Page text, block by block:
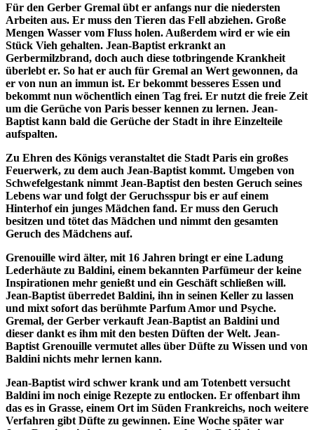
Für den Gerber Gremal übt er anfangs nur die niedersten
Arbeiten aus. Er muss den Tieren das Fell abziehen. Große
Mengen Wasser vom Fluss holen. Außerdem wird er wie ein
Stück Vieh gehalten. Jean-Baptist erkrankt an
Gerbermilzbrand, doch auch diese totbringende Krankheit
überlebt er. So hat er auch für Gremal an Wert gewonnen, da
er von nun an immun ist. Er bekommt besseres Essen und
bekommt nun wöchentlich einen Tag frei. Er nutzt die freie Zeit
um die Gerüche von Paris besser kennen zu lernen. Jean-
Baptist kann bald die Gerüche der Stadt in ihre Einzelteile
aufspalten.
Zu Ehren des Königs veranstaltet die Stadt Paris ein großes
Feuerwerk, zu dem auch Jean-Baptist kommt. Umgeben von
Schwefelgestank nimmt Jean-Baptist den besten Geruch seines
Lebens war und folgt der Geruchsspur bis er auf einem
Hinterhof ein junges Mädchen fand. Er muss den Geruch
besitzen und tötet das Mädchen und nimmt den gesamten
Geruch des Mädchens auf.
Grenouille wird älter, mit 16 Jahren bringt er eine Ladung
Lederhäute zu Baldini, einem bekannten Parfümeur der keine
Inspirationen mehr genießt und ein Geschäft schließen will.
Jean-Baptist überredet Baldini, ihn in seinen Keller zu lassen
und mixt sofort das berühmte Parfum Amor und Psyche.
Gremal, der Gerber verkauft Jean-Baptist an Baldini und
dieser dankt es ihm mit den besten Düften der Welt. Jean-
Baptist Grenouille vermutet alles über Düfte zu Wissen und von
Baldini nichts mehr lernen kann.
Jean-Baptist wird schwer krank und am Totenbett versucht
Baldini im noch einige Rezepte zu entlocken. Er offenbart ihm
das es in Grasse, einem Ort im Süden Frankreichs, noch weitere
Verfahren gibt Düfte zu gewinnen. Eine Woche später war